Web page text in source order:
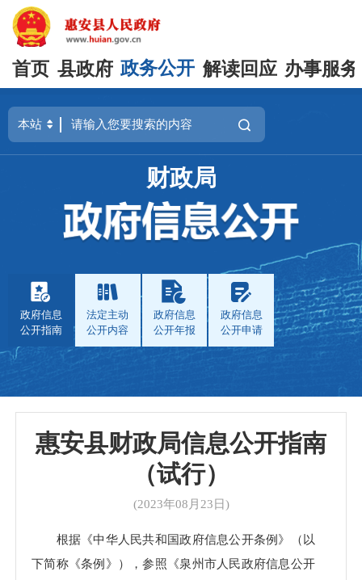
首页 县政府 政务公开 解读回应 办事服务
财政局
政府信息
公开指南
法定主动
公开内容
政府信息
公开年报
政府信息
公开申请
惠安县财政局信息公开指南
（试行）
(2023年08月23日)
根据《中华人民共和国政府信息公开条例》（以
下简称《条例》），参照《泉州市人民政府信息公开